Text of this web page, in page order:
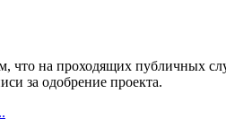
что на проходящих публичных
за одобрение проекта.